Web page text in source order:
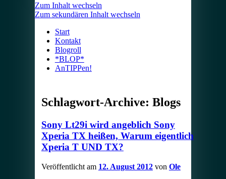
Zum Inhalt wechseln
Zum sekundären Inhalt wechseln
Start
Kontakt
Blogroll
*BLOP*
AnTIPPen!
Schlagwort-Archive: Blogs
Sony Lt29i wird angeblich Sony
Xperia TX heißen, Warum eigentlich
Xperia T UND TX?
Veröffentlicht am 12. August 2012 von Ole